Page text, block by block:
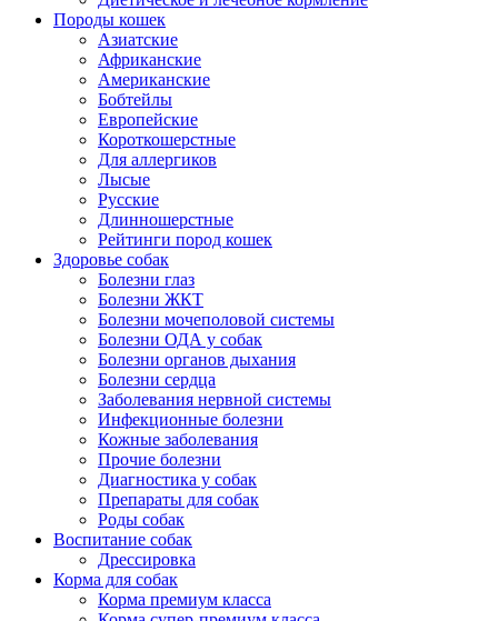
Породы кошек
Азиатские
Африканские
Американские
Бобтейлы
Европейские
Короткошерстные
Для аллергиков
Лысые
Русские
Длинношерстные
Рейтинги пород кошек
Здоровье собак
Болезни глаз
Болезни ЖКТ
Болезни мочеполовой системы
Болезни ОДА у собак
Болезни органов дыхания
Болезни сердца
Заболевания нервной системы
Инфекционные болезни
Кожные заболевания
Прочие болезни
Диагностика у собак
Препараты для собак
Роды собак
Воспитание собак
Дрессировка
Корма для собак
Корма премиум класса